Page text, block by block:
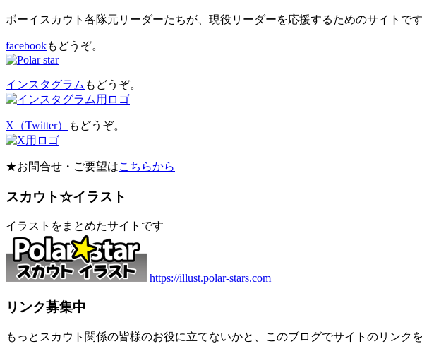
ボーイスカウト各隊元リーダーたちが、現役リーダーを応援するためのサイトです
facebookもどうぞ。
インスタグラム もどうぞ。
X（Twitter） もどうぞ。
★お問合せ・ご要望はこちらから
スカウト☆イラスト
イラストをまとめたサイトです
https://illust.polar-stars.com
リンク募集中
もっとスカウト関係の皆様のお役に立てないかと、このブログでサイトのリンク